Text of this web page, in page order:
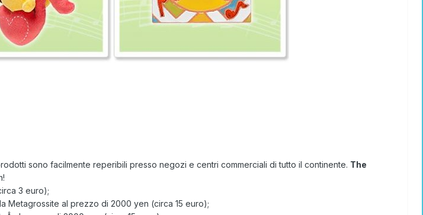
sono facilmente reperibili presso negozi e centri commerciali di tutto il continente. The
3 euro);
Metagrossite al prezzo di 2000 yen (circa 15 euro);